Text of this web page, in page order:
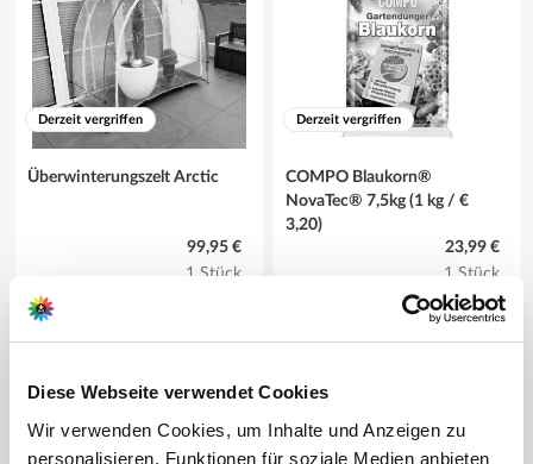
Diese Webseite verwendet Cookies
Wir verwenden Cookies, um Inhalte und Anzeigen zu
personalisieren, Funktionen für soziale Medien anbieten
Derzeit vergriffen
Überwinterungszelt Arctic
99,95 €
1 Stück
Derzeit vergriffen
COMPO Blaukorn®
NovaTec® 7,5kg (1 kg / €
3,20)
23,99 €
1 Stück